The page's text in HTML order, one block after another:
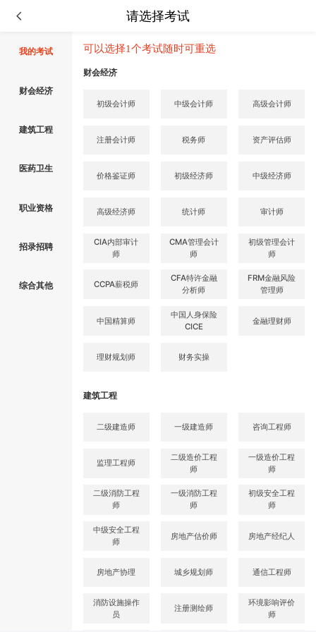
请选择考试
我的考试
财会经济
建筑工程
医药卫生
职业资格
招录招聘
综合其他
可以选择1个考试随时可重选
财会经济
初级会计师 中级会计师 高级会计师
注册会计师 税务师 资产评估师
价格鉴证师 初级经济师 中级经济师
高级经济师 统计师 审计师
CIA内部审计
师
CMA管理会计
师
初级管理会计
师
CCPA薪税师
CFA特许金融
分析师
FRM金融风险
管理师
中国精算师
中国人身保险
CICE
金融理财师
理财规划师 财务实操
建筑工程
二级建造师 一级建造师 咨询工程师
监理工程师
二级造价工程
师
一级造价工程
师
二级消防工程
师
一级消防工程
师
初级安全工程
师
中级安全工程
师
房地产估价师 房地产经纪人
房地产协理 城乡规划师 通信工程师
消防设施操作
员
注册测绘师
环境影响评价
师